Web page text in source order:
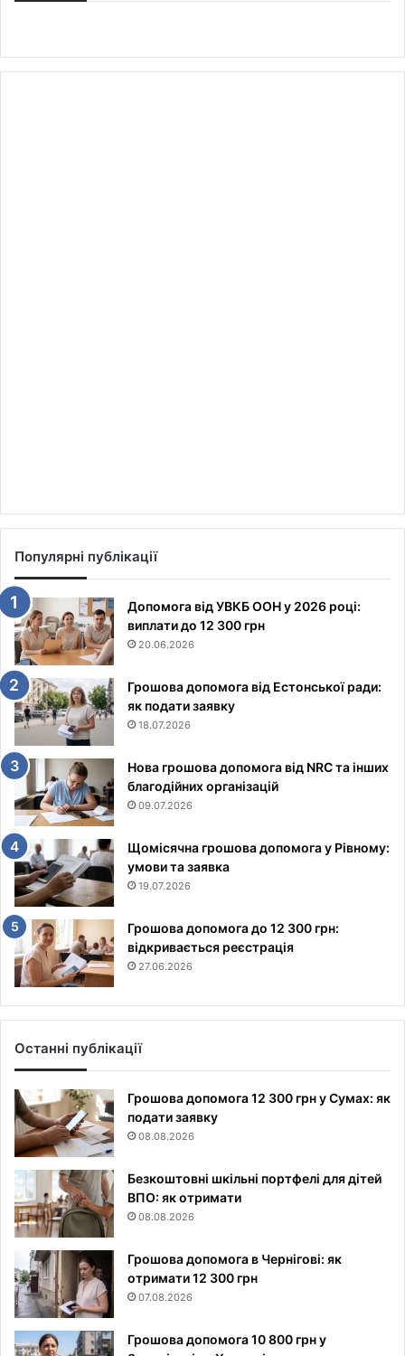
Популярні публікації
Допомога від УВКБ ООН у 2026 році:
виплати до 12 300 грн
20.06.2026
Грошова допомога від Естонської ради:
як подати заявку
18.07.2026
Нова грошова допомога від NRC та інших
благодійних організацій
09.07.2026
Щомісячна грошова допомога у Рівному:
умови та заявка
19.07.2026
Грошова допомога до 12 300 грн:
відкривається реєстрація
27.06.2026
Останні публікації
Грошова допомога 12 300 грн у Сумах: як
подати заявку
08.08.2026
Безкоштовні шкільні портфелі для дітей
ВПО: як отримати
08.08.2026
Грошова допомога в Чернігові: як
отримати 12 300 грн
07.08.2026
Грошова допомога 10 800 грн у